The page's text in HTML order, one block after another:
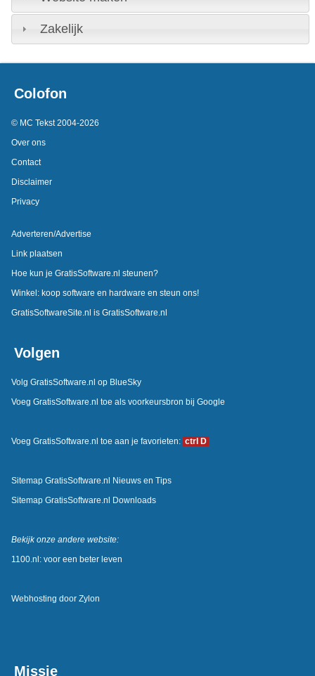
Zakelijk
Colofon
© MC Tekst 2004-2026
Over ons
Contact
Disclaimer
Privacy
Adverteren/Advertise
Link plaatsen
Hoe kun je GratisSoftware.nl steunen?
Winkel: koop software en hardware en steun ons!
GratisSoftwareSite.nl is GratisSoftware.nl
Volgen
Volg GratisSoftware.nl op BlueSky
Voeg GratisSoftware.nl toe als voorkeursbron bij Google
Voeg GratisSoftware.nl toe aan je favorieten: ctrl D
Sitemap GratisSoftware.nl Nieuws en Tips
Sitemap GratisSoftware.nl Downloads
Bekijk onze andere website:
1100.nl: voor een beter leven
Webhosting door Zylon
Missie